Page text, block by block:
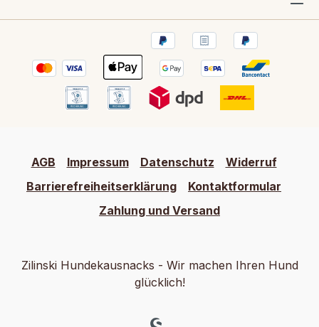
AGB Impressum Datenschutz
Widerruf
Barrierefreiheitserklärung
Kontaktformular
Zahlung und Versand
Zilinski Hundekausnacks - Wir machen Ihren Hund
glücklich!